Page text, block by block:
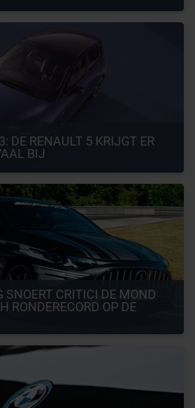
DE RENAULT 5 KRIJGT ER
BIJ
SNOERT CRITICI DE MOND
RONDERECORD OP DE